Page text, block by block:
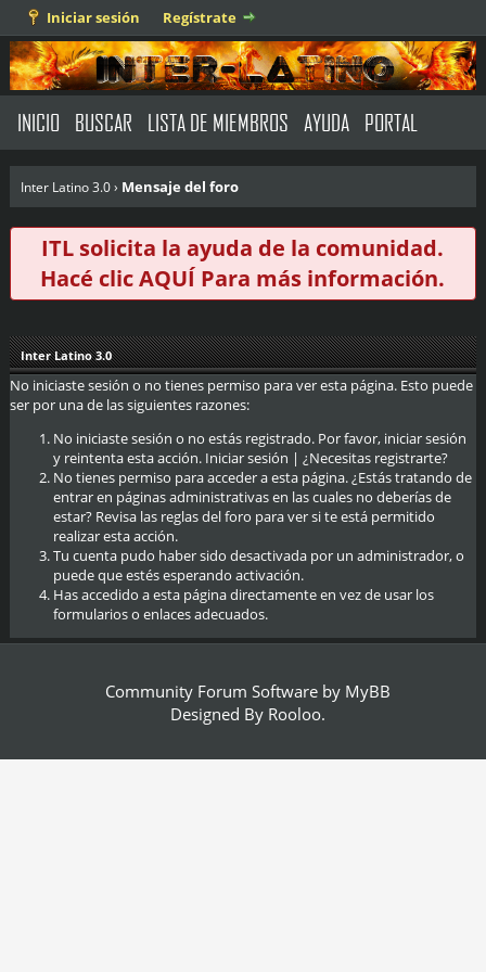
Iniciar sesión Regístrate
INICIO BUSCAR LISTA DE MIEMBROS AYUDA PORTAL
Inter Latino 3.0› Mensaje del foro
ITL solicita la ayuda de la comunidad.
Hacé clicAQUÍ Para más información.
Inter Latino 3.0
No iniciaste sesión o no tienes permiso para ver esta página. Esto puede
ser por una de las siguientes razones:
No iniciaste sesión o no estás registrado. Por favor, iniciar sesión
y reintenta esta acción. Iniciar sesión | ¿Necesitas registrarte?
No tienes permiso para acceder a esta página. ¿Estás tratando de
entrar en páginas administrativas en las cuales no deberías de
estar? Revisa las reglas del foro para ver si te está permitido
realizar esta acción.
Tu cuenta pudo haber sido desactivada por un administrador, o
puede que estés esperando activación.
Has accedido a esta página directamente en vez de usar los
formularios o enlaces adecuados.
Community Forum Software by MyBB
Designed By Rooloo.